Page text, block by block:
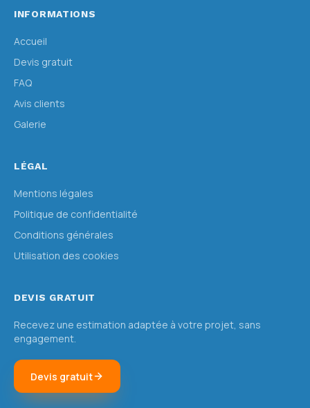
INFORMATIONS
Accueil
Devis gratuit
FAQ
Avis clients
Galerie
LÉGAL
Mentions légales
Politique de confidentialité
Conditions générales
Utilisation des cookies
DEVIS GRATUIT
Recevez une estimation adaptée à votre projet, sans
engagement.
Devis gratuit